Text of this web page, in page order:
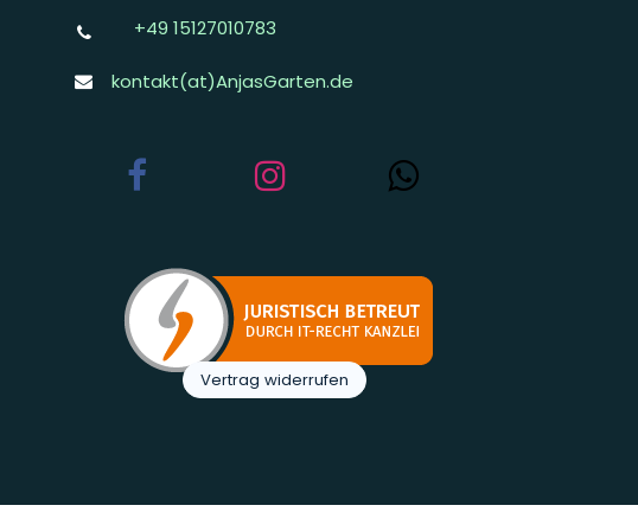
+49 15127010783
kontakt(at)AnjasGarten.de
Vertrag widerrufen